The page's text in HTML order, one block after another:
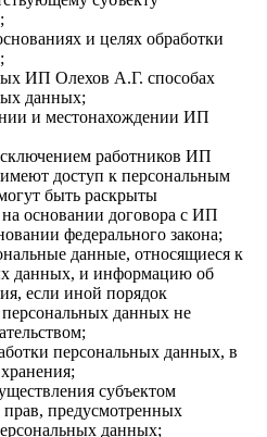
и целях обработки
ИП Олехов А.Г. способах
данных;
и местонахождении ИП
работников ИП
доступ к персональным
быть раскрыты
основании договора с ИП
федерального закона;
данные, относящиеся к
данных, и информацию об
если иной порядок
персональных данных не
персональных данных, в
субъектом
предусмотренных
данных;